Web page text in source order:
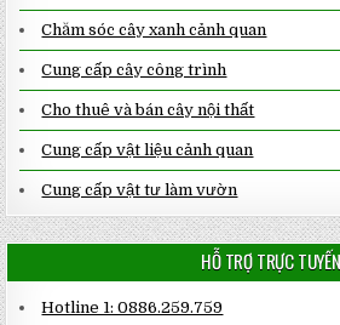
Chăm sóc cây xanh cảnh quan
Cung cấp cây công trình
Cho thuê và bán cây nội thất
Cung cấp vật liệu cảnh quan
Cung cấp vật tư làm vườn
HỖ TRỢ TRỰC TUYẾN
Hotline 1: 0886.259.759